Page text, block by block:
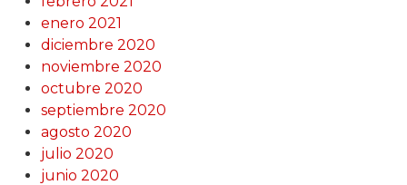
enero 2021
diciembre 2020
noviembre 2020
octubre 2020
septiembre 2020
agosto 2020
julio 2020
junio 2020